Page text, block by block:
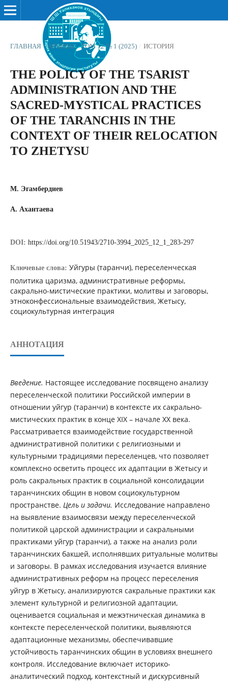
ГЛАВНАЯ / АРХИВЫ / ТОМ 12 № 1 (2025) / ИСТОРИЯ
THE POLICY OF THE TSARIST
ADMINISTRATION AND THE
SACRED-MYSTICAL PRACTICES
OF THE TARANCHIS IN THE
CONTEXT OF THEIR RELOCATION
TO ZHETYSU
М. Эгамбердиев
А. Ахантаева
DOI: https://doi.org/10.51943/2710-3994_2025_12_1_283-297
Ключевые слова: Уйгуры (таранчи), переселенческая
политика царизма, административные реформы,
сакрально-мистические практики, молитвы и заговоры,
этноконфессиональные взаимодействия, Жетысу,
социокультурная интеграция
АННОТАЦИЯ
Введение. Настоящее исследование посвящено анализу
переселенческой политики Российской империи в
отношении уйгур (таранчи) в контексте их сакрально-
мистических практик в конце XIX – начале XX века.
Рассматривается взаимодействие государственной
административной политики с религиозными и
культурными традициями переселенцев, что позволяет
комплексно осветить процесс их адаптации в Жетысу и
роль сакральных практик в социальной консолидации
таранчинских общин в новом социокультурном
пространстве. Цель и задачи. Исследование направлено
на выявление взаимосвязи между переселенческой
политикой царской администрации и сакральными
практиками уйгур (таранчи), а также на анализ роли
таранчинских бакшей, исполнявших ритуальные молитвы
и заговоры. В рамках исследования изучается влияние
административных реформ на процесс переселения
уйгур в Жетысу, анализируются сакральные практики как
элемент культурной и религиозной адаптации,
оценивается социальная и межэтническая динамика в
контексте переселенческой политики, выявляются
адаптационные механизмы, обеспечивавшие
устойчивость таранчинских общин в условиях внешнего
контроля. Исследование включает историко-
аналитический подход, контекстный и дискурсивный